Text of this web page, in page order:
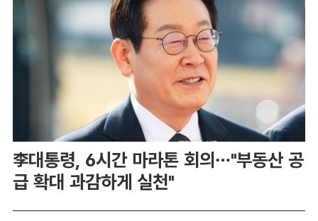
李대통령, 6시간 마라톤 회의…"부동산 공
급 확대 과감하게 실천"